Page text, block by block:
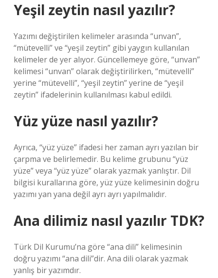
Yeşil zeytin nasıl yazılır?
Yazımı değiştirilen kelimeler arasında “unvan”,
“mütevelli” ve “yeşil zeytin” gibi yaygın kullanılan
kelimeler de yer alıyor. Güncellemeye göre, “unvan”
kelimesi “unvan” olarak değiştirilirken, “mütevelli”
yerine “mütevelli”, “yeşil zeytin” yerine de “yeşil
zeytin” ifadelerinin kullanılması kabul edildi.
Yüz yüze nasıl yazılır?
Ayrıca, “yüz yüze” ifadesi her zaman ayrı yazılan bir
çarpma ve belirlemedir. Bu kelime grubunu “yüz
yüze” veya “yüz yüze” olarak yazmak yanlıştır. Dil
bilgisi kurallarına göre, yüz yüze kelimesinin doğru
yazımı yan yana değil ayrı ayrı yapılmalıdır.
Ana dilimiz nasıl yazılır TDK?
Türk Dil Kurumu’na göre “ana dili” kelimesinin
doğru yazımı “ana dili”dir. Ana dili olarak yazmak
yanlış bir yazımdır.